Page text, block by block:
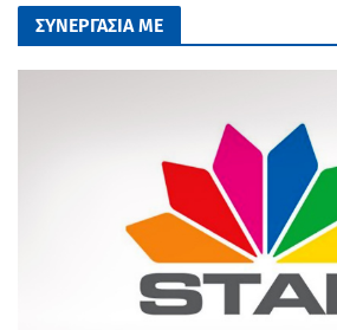
ΣΥΝΕΡΓΑΣΙΑ ΜΕ